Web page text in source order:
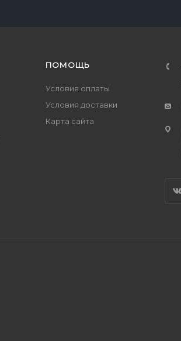
ПОМОЩЬ
Условия оплаты
Условия доставки
Карта сайта